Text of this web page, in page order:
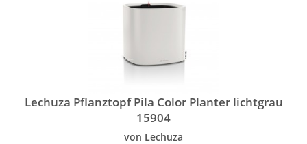
Lechuza Pflanztopf Pila Color Planter lichtgrau
15904
von Lechuza